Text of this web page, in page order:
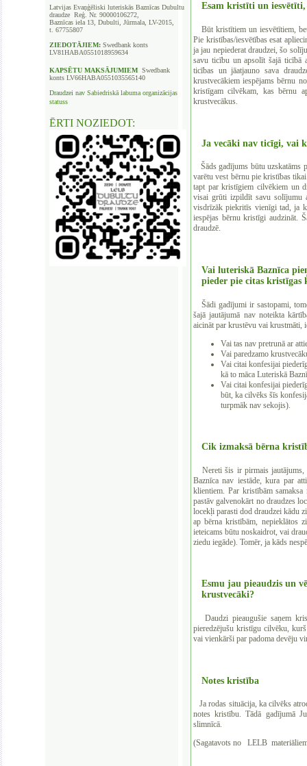
Latvijas Evaņģēliski luteriskās Baznīcas Dubultu
draudze Reģ. Nr. 90000106272,
Baznīcas iela 13, Dubulti, Jūrmala, LV-2015,
t. 67755807
ZIEDOTĀJIEM: Swedbank konts
LV81HABA0551018959634
KAPSĒTU MAKSĀJUMIEM Swedbank
konts LV66HABA0551035565140
Draudzei nav Sabiedriskā labuma organizācijas
statuss
ĒRTI NOZIEDOT:
Esam kristīti un
Būt kristītiem un iesvētītiem,
Pie kristības/iesvētības esat
ja jau nepiederat draudzei, šo
savu ticību un apsolīt šajā ticībā
ticības un jāatjauno sava
krustvecākiem iespējams bērnu
kristīgam cilvēkam, kas bērnu
krustvecākus.
Ja vecāki nav ticīgi, vai
Šāds gadījums būtu uzskatāms
varētu vest bērnu pie kristības
tapt par kristīgiem cilvēkiem un
visai grūti izpildīt savu solījumu
visdrīzāk piekritīs vienīgi tad, ja
iespējas bērnu kristīgi audzināt.
draudzē.
Vai luteriskā Baznīca
pieder pie citas kristīgas
Šādi gadījumi ir sastopami,
šajā jautājumā nav noteikta
aicināt par krustēvu vai krustmāti,
Vai tas nav pretrunā ar
Vai paredzamo
Vai citai konfesijai
kā to māca Luteriskā
Vai citai konfesijai
būt, ka cilvēks šīs
turpmāk nav sekojis).
Cik izmaksā bērna
Nereti šis ir pirmais jautājums,
Baznīca nav iestāde, kura par
klientiem. Par kristībām
pastāv galvenokārt no draudzes
locekļi parasti dod draudzei kādu
ap bērna kristībām, nepieklātos
ieteicams būtu noskaidrot, vai
ziedu iegāde). Tomēr, ja kāds
Esmu jau pieaudzis un
krustvecāki?
Daudzi pieaugušie saņem
pieredzējušu kristīgu cilvēku,
vai vienkārši par padoma devēju
Notes kristība
Ja rodas situācija, ka cilvēks
notes kristību. Tādā gadījumā
slimnīcā.
(Sagatavots no
LELB